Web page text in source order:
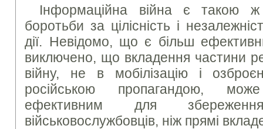
Інформаційна війна є такою
боротьби за цілісність і
дії. Невідомо, що є більш
виключено, що вкладення частини
війну, не в мобілізацію і
російською пропагандою,
ефективним для
військовослужбовців, ніж прямі